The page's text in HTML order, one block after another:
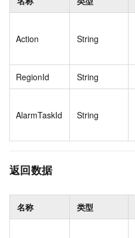
Action String
RegionId String
AlarmTaskId String
返回数据
名称 类型